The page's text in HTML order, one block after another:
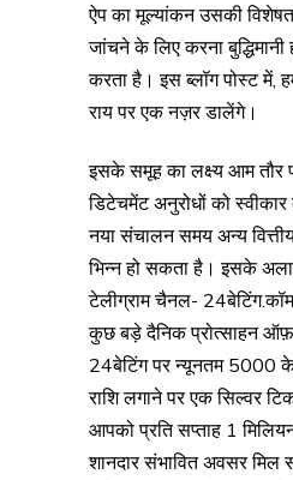
ऐप का मूल्यांकन उसकी
जांचने के लिए करना
करता है। इस ब्लॉग पोस्ट में,
राय पर एक नज़र डालेंगे।
इसके समूह का लक्ष्य आम तौर
डिटेचमेंट अनुरोधों को
नया संचालन समय अन्य
भिन्न हो सकता है। इसके
टेलीग्राम चैनल-
कुछ बड़े दैनिक प्रोत्साहन
24बेटिंग पर न्यूनतम ₹5000
राशि लगाने पर एक सिल्वर
आपको प्रति सप्ताह 1
शानदार संभावित अवसर